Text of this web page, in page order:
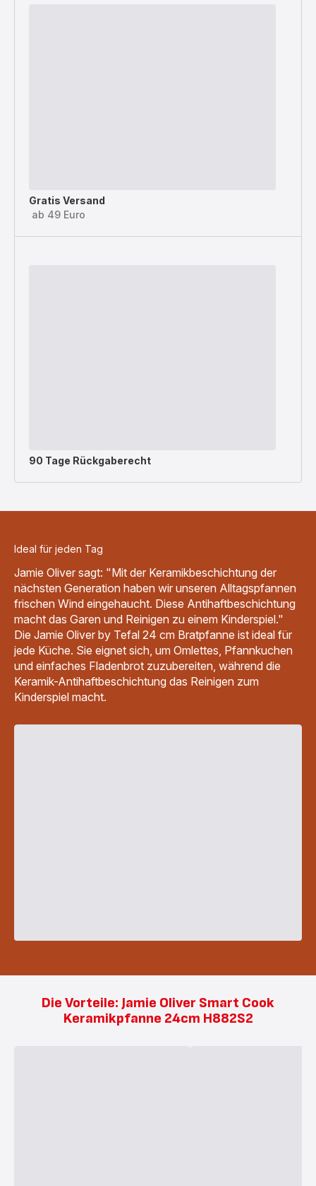
Gratis Versand
ab 49 Euro
90 Tage Rückgaberecht
Ideal für jeden Tag
Jamie Oliver sagt: "Mit der Keramikbeschichtung der
nächsten Generation haben wir unseren Alltagspfannen
frischen Wind eingehaucht. Diese Antihaftbeschichtung
macht das Garen und Reinigen zu einem Kinderspiel."
Die Jamie Oliver by Tefal 24 cm Bratpfanne ist ideal für
jede Küche. Sie eignet sich, um Omlettes, Pfannkuchen
und einfaches Fladenbrot zuzubereiten, während die
Keramik-Antihaftbeschichtung das Reinigen zum
Kinderspiel macht.
Die Vorteile: Jamie Oliver Smart Cook
Keramikpfanne 24cm H882S2